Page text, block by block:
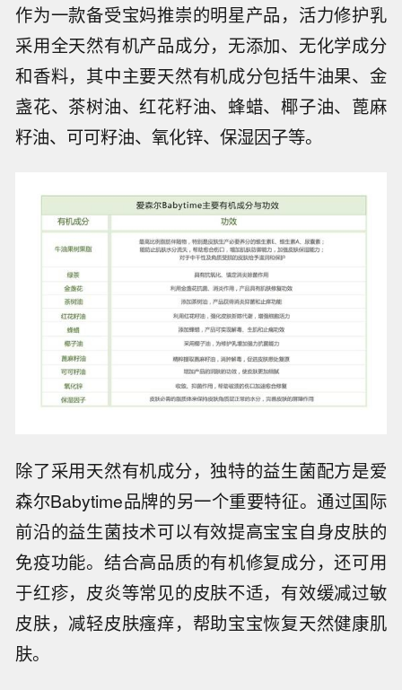
作为一款备受宝妈推崇的明星产品，活力修护乳
采用全天然有机产品成分，无添加、无化学成分
和香料，其中主要天然有机成分包括牛油果、金
盏花、茶树油、红花籽油、蜂蜡、椰子油、蓖麻
籽油、可可籽油、氧化锌、保湿因子等。
除了采用天然有机成分，独特的益生菌配方是爱
森尔Babytime品牌的另一个重要特征。通过国际
前沿的益生菌技术可以有效提高宝宝自身皮肤的
免疫功能。结合高品质的有机修复成分，还可用
于红疹，皮炎等常见的皮肤不适，有效缓减过敏
皮肤，减轻皮肤瘙痒，帮助宝宝恢复天然健康肌
肤。